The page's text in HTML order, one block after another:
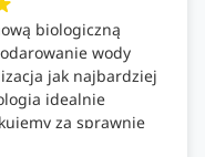
biologiczną
wody
jak najbardziej
idealnie
za sprawnie
Polecam!